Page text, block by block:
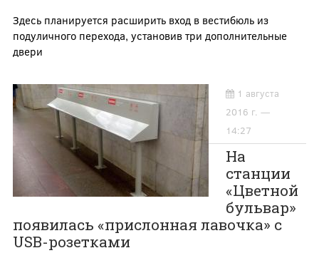
Здесь планируется расширить вход в вестибюль из
подуличного перехода, установив три дополнительные
двери
1 августа
2016 г. —
14:27
На
станции
«Цветной
бульвар»
появилась «прислонная лавочка» с
USB-розетками